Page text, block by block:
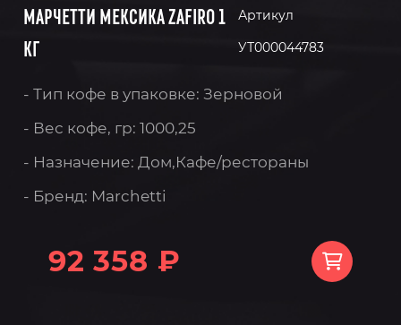
МАРЧЕТТИ МЕКСИКА ZAFIRO 1
КГ
Артикул
УТ000044783
- Тип кофе в упаковке: Зерновой
- Вес кофе, гр: 1000,25
- Назначение: Дом,Кафе/рестораны
- Бренд: Marchetti
92 358 ₽